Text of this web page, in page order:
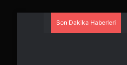
Son Dakika Haberleri